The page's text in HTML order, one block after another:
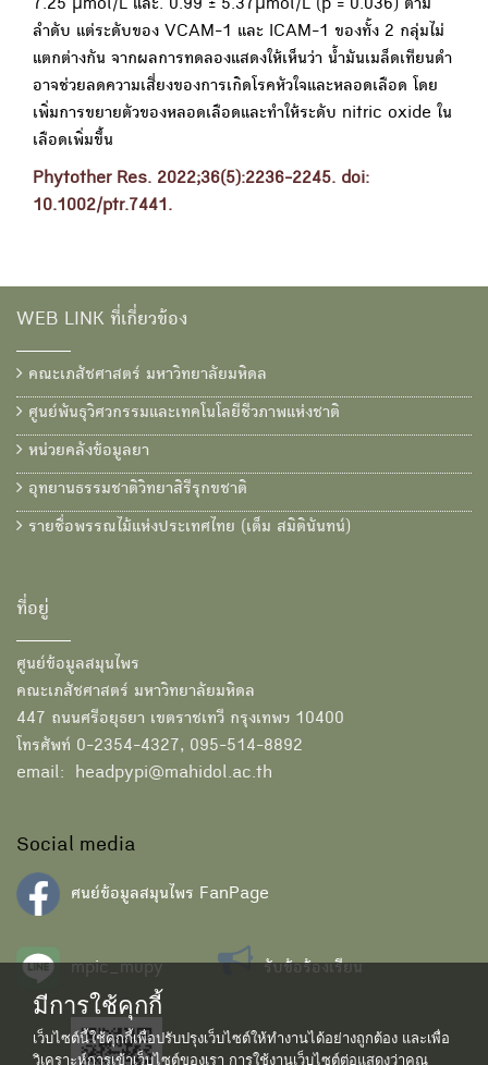
7.25 μmol/L และ. 0.99 ± 5.37μmol/L (p = 0.036) ตาม
ลำดับ แต่ระดับของ VCAM-1 และ ICAM-1 ของทั้ง 2 กลุ่มไม่
แตกต่างกัน จากผลการทดลองแสดงให้เห็นว่า น้ำมันเมล็ดเทียนดำ
อาจช่วยลดความเสี่ยงของการเกิดโรคหัวใจและหลอดเลือด โดย
เพิ่มการขยายตัวของหลอดเลือดและทำให้ระดับ nitric oxide ใน
เลือดเพิ่มขึ้น
Phytother Res. 2022;36(5):2236-2245. doi:
10.1002/ptr.7441.
WEB LINK ที่เกี่ยวข้อง
คณะเภสัชศาสตร์ มหาวิทยาลัยมหิดล
ศูนย์พันธุวิศวกรรมและเทคโนโลยีชีวภาพแห่งชาติ
หน่วยคลังข้อมูลยา
อุทยานธรรมชาติวิทยาสิรีรุกขชาติ
รายชื่อพรรณไม้แห่งประเทศไทย (เต็ม สมิตินันทน์)
ที่อยู่
ศูนย์ข้อมูลสมุนไพร
คณะเภสัชศาสตร์ มหาวิทยาลัยมหิดล
447 ถนนศรีอยุธยา เขตราชเทวี กรุงเทพฯ 10400
โทรศัพท์ 0-2354-4327, 095-514-8892
email: headpypi@mahidol.ac.th
Social media
ศนย์ข้อมูลสมุนไพร FanPage
mpic_mupy รับข้อร้องเรียน
มีการใช้คุกกี้
เว็บไซต์นี้ใช้คุกกี้เพื่อปรับปรุงเว็บไซต์ให้ทำงานได้อย่างถูกต้อง และเพื่อ
วิเคราะห์การเข้าเว็บไซต์ของเรา การใช้งานเว็บไซต์ต่อแสดงว่าคุณ